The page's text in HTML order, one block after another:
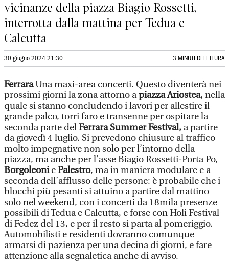
vicinanze della piazza Biagio Rossetti,
interrotta dalla mattina per Tedua e
Calcutta
30 giugno 2024 21:30 3 MINUTI DI LETTURA
FerraraUna maxi-area concerti. Questo diventerà nei
prossimi giorni la zona attorno apiazza Ariostea, nella
quale si stanno concludendo i lavori per allestire il
grande palco, torri faro e transenne per ospitare la
seconda parte delFerrara Summer Festival, a partire
da giovedì 4 luglio. Si prevedono chiusure al traffico
molto impegnative non solo per l’intorno della
piazza, ma anche per l’asse Biagio Rossetti-Porta Po,
BorgoleoniePalestro, ma in maniera modulare e a
seconda dell’afflusso delle persone: è probabile che i
blocchi più pesanti si attuino a partire dal mattino
solo nel weekend, con i concerti da 18mila presenze
possibili di Tedua e Calcutta, e forse con Holi Festival
di Fedez del 13, e per il resto si parta al pomeriggio.
Automobilisti e residenti dovranno comunque
armarsi di pazienza per una decina di giorni, e fare
attenzione alla segnaletica anche di avviso.